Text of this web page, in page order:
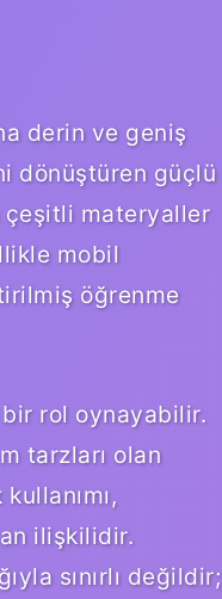
derin ve geniş
dönüştüren güçlü
çeşitli materyaller
mobil
öğrenme
rol oynayabilir.
tarzları olan
ilişkilidir.
sınırlı değildir;